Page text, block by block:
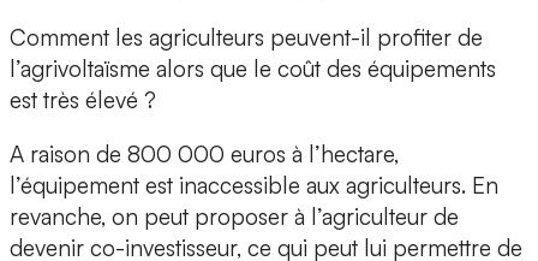
Comment les agriculteurs peuvent-il profiter de
l’agrivoltaïsme alors que le coût des équipements
est très élevé ?
A raison de 800 000 euros à l’hectare,
l’équipement est inaccessible aux agriculteurs. En
revanche, on peut proposer à l’agriculteur de
devenir co-investisseur, ce qui peut lui permettre de